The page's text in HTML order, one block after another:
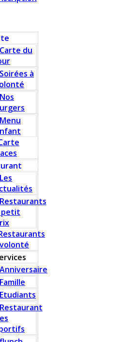
Carte du
Soirées à
Nos
Menu
Les
Restaurants
petit
Anniversaire
Famille
Etudiants
Restaurant